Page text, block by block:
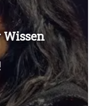
Überspringen